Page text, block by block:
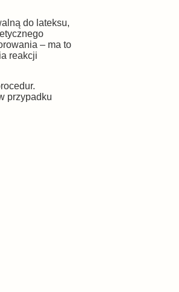
do lateksu,
– ma to
reakcji
przypadku